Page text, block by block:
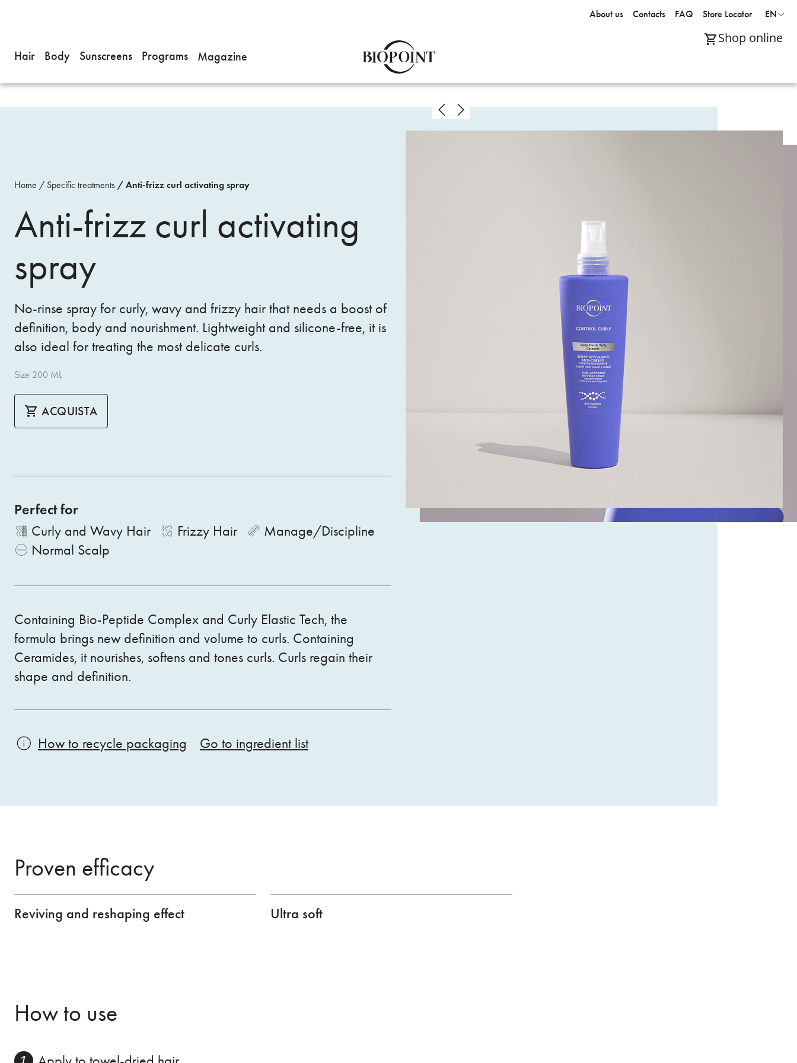
About us Contacts FAQ Store Locator EN
Shop online
Hair Body Sunscreens Programs Magazine
Home Specific treatments Anti-frizz curl activating spray
Anti-frizz curl activating
spray
No-rinse spray for curly, wavy and frizzy hair that needs a boost of
definition, body and nourishment. Lightweight and silicone-free, it is
also ideal for treating the most delicate curls.
Size 200 ML
ACQUISTA
Perfect for
Curly and Wavy Hair Frizzy Hair
Manage/Discipline
Normal Scalp
Containing Bio-Peptide Complex and Curly Elastic Tech, the
formula brings new definition and volume to curls. Containing
Ceramides, it nourishes, softens and tones curls. Curls regain their
shape and definition.
How to recycle packaging Go to ingredient list
Proven efficacy
Reviving and reshaping effect Ultra soft
How to use